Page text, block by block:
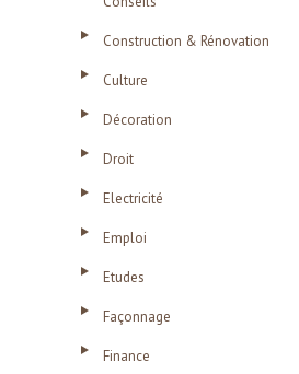
Construction & Rénovation
Culture
Décoration
Droit
Electricité
Emploi
Etudes
Façonnage
Finance